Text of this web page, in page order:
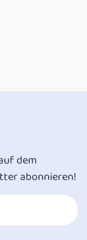
dem
abonnieren!